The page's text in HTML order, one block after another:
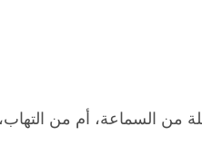
من السماعة، أم من